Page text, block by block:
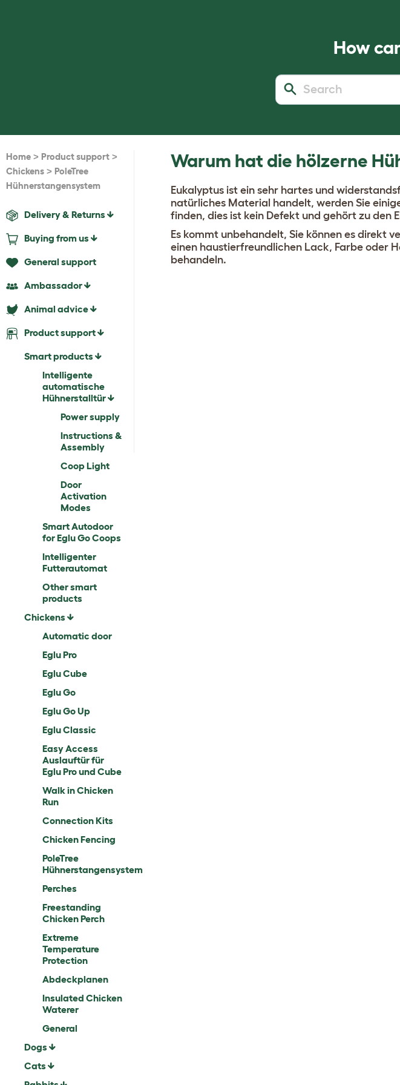
How
Home > Product support >
Chickens > PoleTree
Hühnerstangensystem
Delivery & Returns
Buying from us
General support
Ambassador
Animal advice
Product support
Smart products
Intelligente
automatische
Hühnerstalltür
Power supply
Instructions &
Assembly
Coop Light
Door
Activation
Modes
Smart Autodoor
for Eglu Go Coops
Intelligenter
Futterautomat
Other smart
products
Chickens
Automatic door
Eglu Pro
Eglu Cube
Eglu Go
Eglu Go Up
Eglu Classic
Easy Access
Auslauftür für
Eglu Pro und Cube
Walk in Chicken
Run
Connection Kits
Chicken Fencing
PoleTree
Hühnerstangensystem
Perches
Freestanding
Chicken Perch
Extreme
Temperature
Protection
Abdeckplanen
Insulated Chicken
Waterer
General
Dogs
Cats
Warum hat die hölzerne
Eukalyptus ist ein sehr hartes und
natürliches Material handelt, werden Sie
finden, dies ist kein Defekt und gehört zu den
Es kommt unbehandelt, Sie können es direkt
einen haustierfreundlichen Lack, Farbe oder
behandeln.